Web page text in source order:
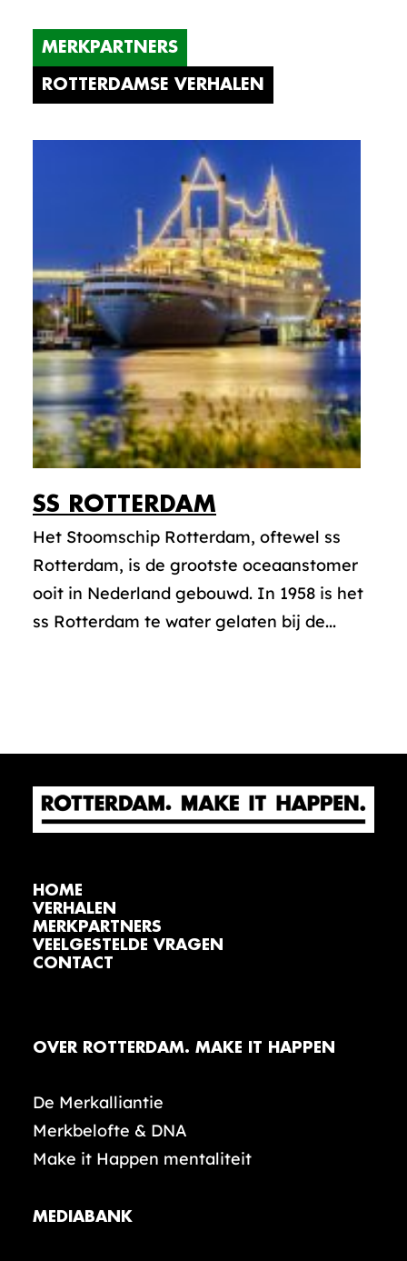
MERKPARTNERS
ROTTERDAMSE VERHALEN
SS ROTTERDAM
Het Stoomschip Rotterdam, oftewel ss
Rotterdam, is de grootste oceaanstomer
ooit in Nederland gebouwd. In 1958 is het
ss Rotterdam te water gelaten bij de...
HOME
VERHALEN
MERKPARTNERS
VEELGESTELDE VRAGEN
CONTACT
OVER ROTTERDAM. MAKE IT HAPPEN
De Merkalliantie
Merkbelofte & DNA
Make it Happen mentaliteit
MEDIABANK